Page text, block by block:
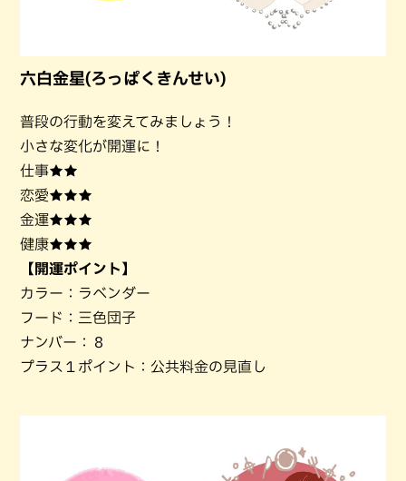
六白金星(ろっぱくきんせい)
普段の行動を変えてみましょう！
小さな変化が開運に！
仕事★★
恋愛★★★
金運★★★
健康★★★
【開運ポイント】
カラー：ラベンダー
フード：三色団子
ナンバー：８
プラス１ポイント：公共料金の見直し